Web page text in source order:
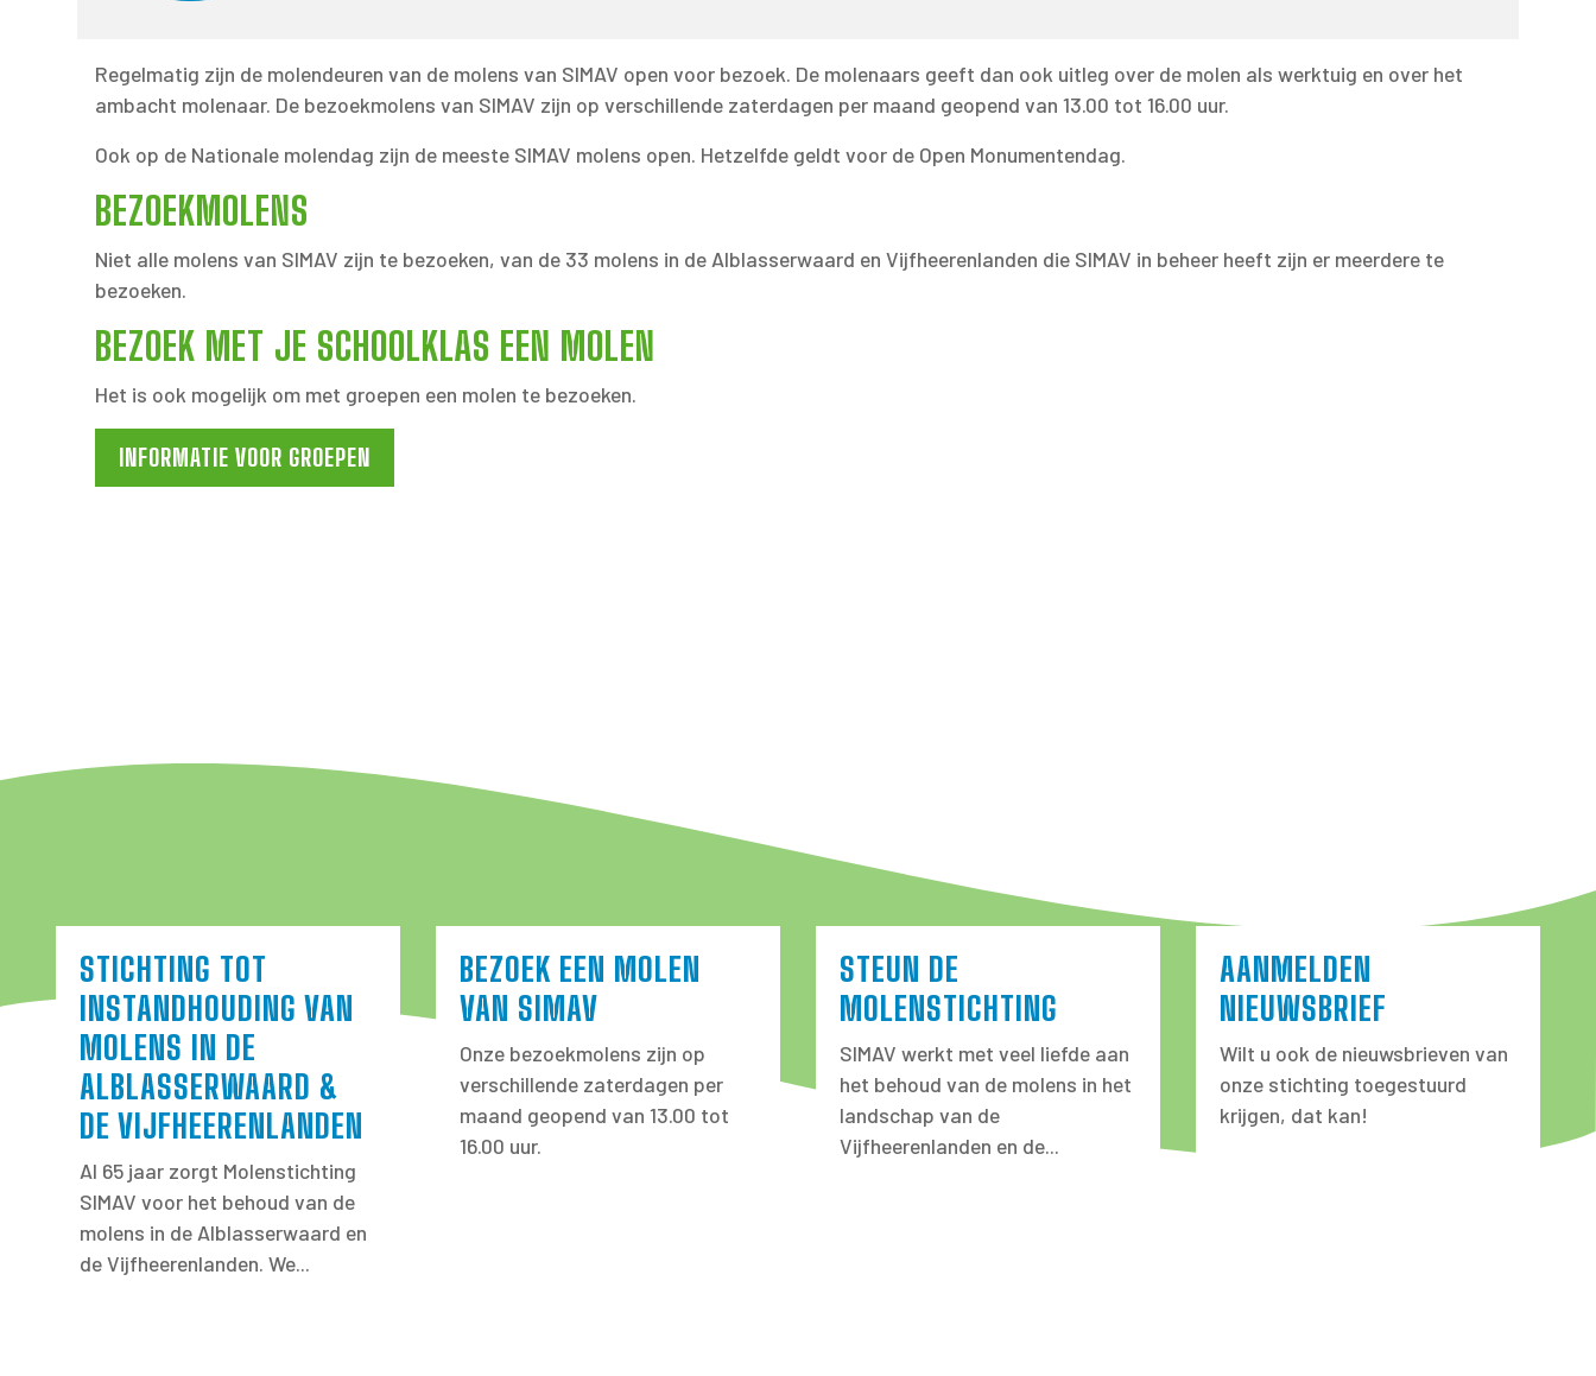
Regelmatig zijn de molendeuren van de molens van SIMAV open voor bezoek. De molenaars geeft dan ook uitleg over de molen als werktuig en over het
ambacht molenaar. De bezoekmolens van SIMAV zijn op verschillende zaterdagen per maand geopend van 13.00 tot 16.00 uur.
Ook op de Nationale molendag zijn de meeste SIMAV molens open. Hetzelfde geldt voor de Open Monumentendag.
BEZOEKMOLENS
Niet alle molens van SIMAV zijn te bezoeken, van de 33 molens in de Alblasserwaard en Vijfheerenlanden die SIMAV in beheer heeft zijn er meerdere te
bezoeken.
BEZOEK MET JE SCHOOLKLAS EEN MOLEN
Het is ook mogelijk om met groepen een molen te bezoeken.
INFORMATIE VOOR GROEPEN
STICHTING TOT
INSTANDHOUDING VAN
MOLENS IN DE
ALBLASSERWAARD &
DE VIJFHEERENLANDEN
Al 65 jaar zorgt Molenstichting
SIMAV voor het behoud van de
molens in de Alblasserwaard en
de Vijfheerenlanden. We...
BEZOEK EEN MOLEN
VAN SIMAV
Onze bezoekmolens zijn op
verschillende zaterdagen per
maand geopend van 13.00 tot
16.00 uur.
STEUN DE
MOLENSTICHTING
SIMAV werkt met veel liefde aan
het behoud van de molens in het
landschap van de
Vijfheerenlanden en de...
AANMELDEN
NIEUWSBRIEF
Wilt u ook de nieuwsbrieven van
onze stichting toegestuurd
krijgen, dat kan!